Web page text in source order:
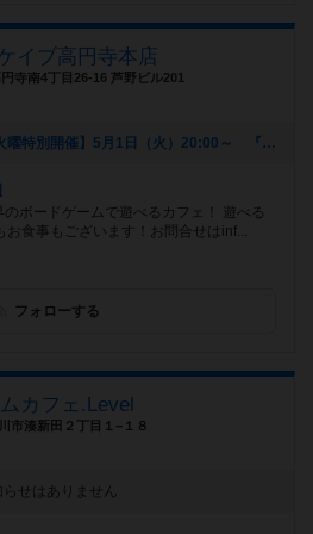
イブ高円寺本店
寺南4丁目26-16 芦野ビル201
[NEW] 【ゲーマーズケイブ 火曜特別開催】5月1日（火）20:00～ 『ロールプレイヤー』（2018年04月22日 18時42分）
ボードゲームで遊べるカフェ！ 遊べる
食事もございます！お問合せはinf...
フォローする
カフェ.Level
市湊新田２丁目１−１８
らせはありません